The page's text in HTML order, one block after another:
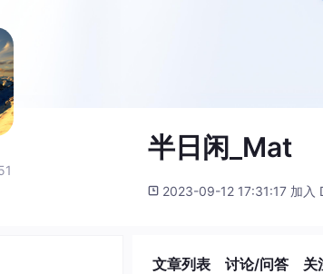
半日闲_Mat
2023-09-12 17:31:17 加入
文章列表 讨论/问答 关